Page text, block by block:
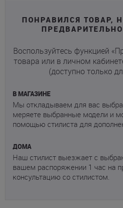
ПОНРАВИЛСЯ ТОВАР,
Воспользуйтесь функцией
товара или в личном
(доступно только
В МАГАЗИНЕ
Мы откладываем для вас
меряете выбранные модели и
помощью стилиста для
ДОМА
Наш стилист выезжает с
вашем распоряжении 1 час на
консультацию со стилистом.